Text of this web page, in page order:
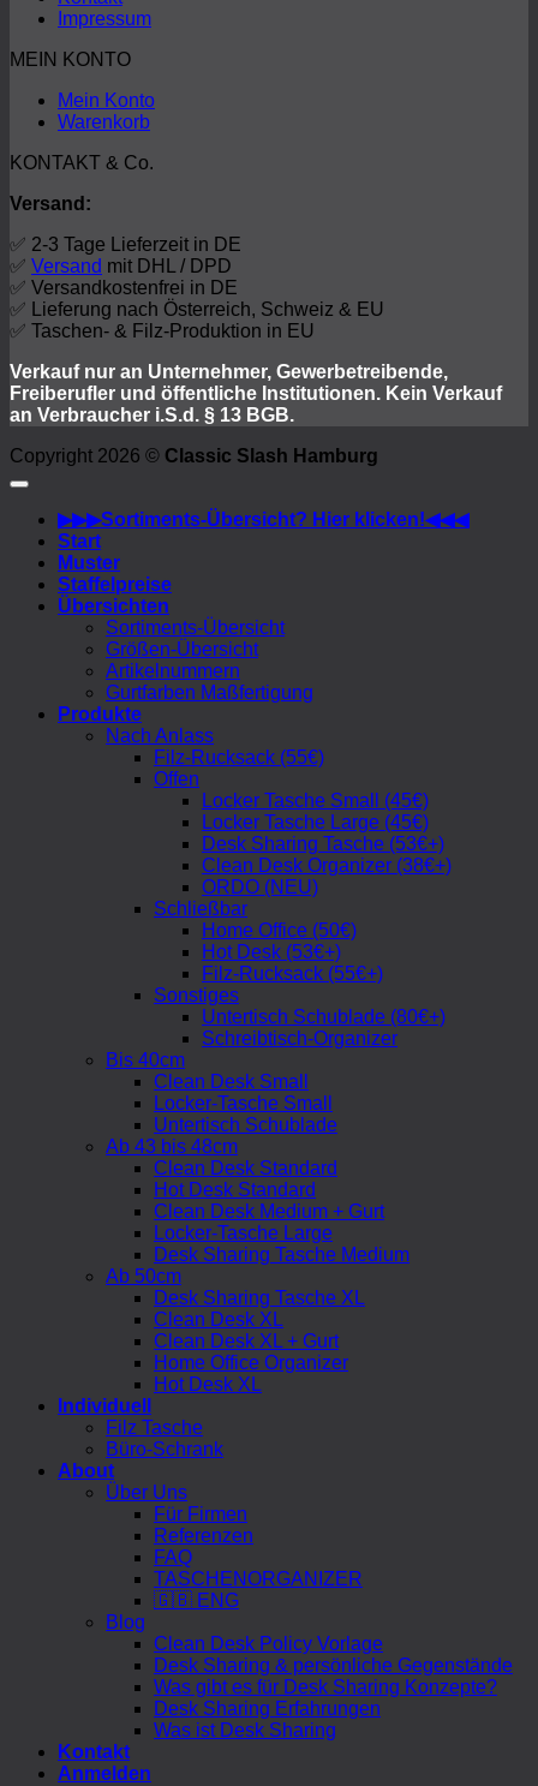
Impressum
MEIN KONTO
Mein Konto
Warenkorb
KONTAKT & Co.
Versand:
✅ 2-3 Tage Lieferzeit in DE
✅ Versand mit DHL / DPD
✅ Versandkostenfrei in DE
✅ Lieferung nach Österreich, Schweiz & EU
✅ Taschen- & Filz-Produktion in EU
Verkauf nur an Unternehmer, Gewerbetreibende,
Freiberufler und öffentliche Institutionen. Kein Verkauf
an Verbraucher i.S.d. § 13 BGB.
Copyright 2026 © Classic Slash Hamburg
▶︎▶︎▶︎Sortiments-Übersicht? Hier klicken!◀︎◀︎◀︎
Start
Muster
Staffelpreise
Übersichten
Sortiments-Übersicht
Größen-Übersicht
Artikelnummern
Gurtfarben Maßfertigung
Produkte
Nach Anlass
Filz-Rucksack (55€)
Offen
Locker Tasche Small (45€)
Locker Tasche Large (45€)
Desk Sharing Tasche (53€+)
Clean Desk Organizer (38€+)
ORDO (NEU)
Schließbar
Home Office (50€)
Hot Desk (53€+)
Filz-Rucksack (55€+)
Sonstiges
Untertisch Schublade (80€+)
Schreibtisch-Organizer
Bis 40cm
Clean Desk Small
Locker-Tasche Small
Untertisch Schublade
Ab 43 bis 48cm
Clean Desk Standard
Hot Desk Standard
Clean Desk Medium + Gurt
Locker-Tasche Large
Desk Sharing Tasche Medium
Ab 50cm
Desk Sharing Tasche XL
Clean Desk XL
Clean Desk XL + Gurt
Home Office Organizer
Hot Desk XL
Individuell
Filz Tasche
Büro-Schrank
About
Über Uns
Für Firmen
Referenzen
FAQ
TASCHENORGANIZER
🇬🇧 ENG
Blog
Clean Desk Policy Vorlage
Desk Sharing & persönliche Gegenstände
Was gibt es für Desk Sharing Konzepte?
Desk Sharing Erfahrungen
Was ist Desk Sharing
Kontakt
Anmelden